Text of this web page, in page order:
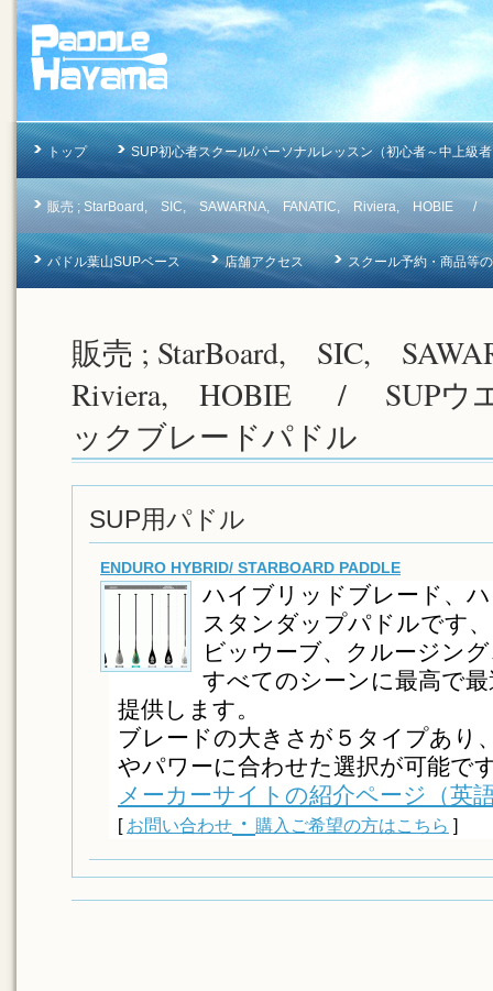
トップ SUP初心者スクール/パーソナルレッスン（初心者～中上級
販売 ; StarBoard, SIC, SAWARNA, FANATIC, Riviera, HOBIE /
パドル葉山SUPベース 店舗アクセス スクール予約・商品
販売 ; StarBoard, SIC,
Riviera, HOBIE / SUPウ
ックブレードパドル
SUP用パドル
ENDURO HYBRID/ STARBOARD PADDLE
ハイブリッドブレード、
スタンダップパドルです
ビッウーブ、クルージン
すべてのシーンに最高で
提供します。
ブレードの大きさが５タイプあり
やパワーに合わせた選択が可能で
メーカーサイトの紹介ページ（英
[ お問い合わせ ・ 購入ご希望の方はこちら ]